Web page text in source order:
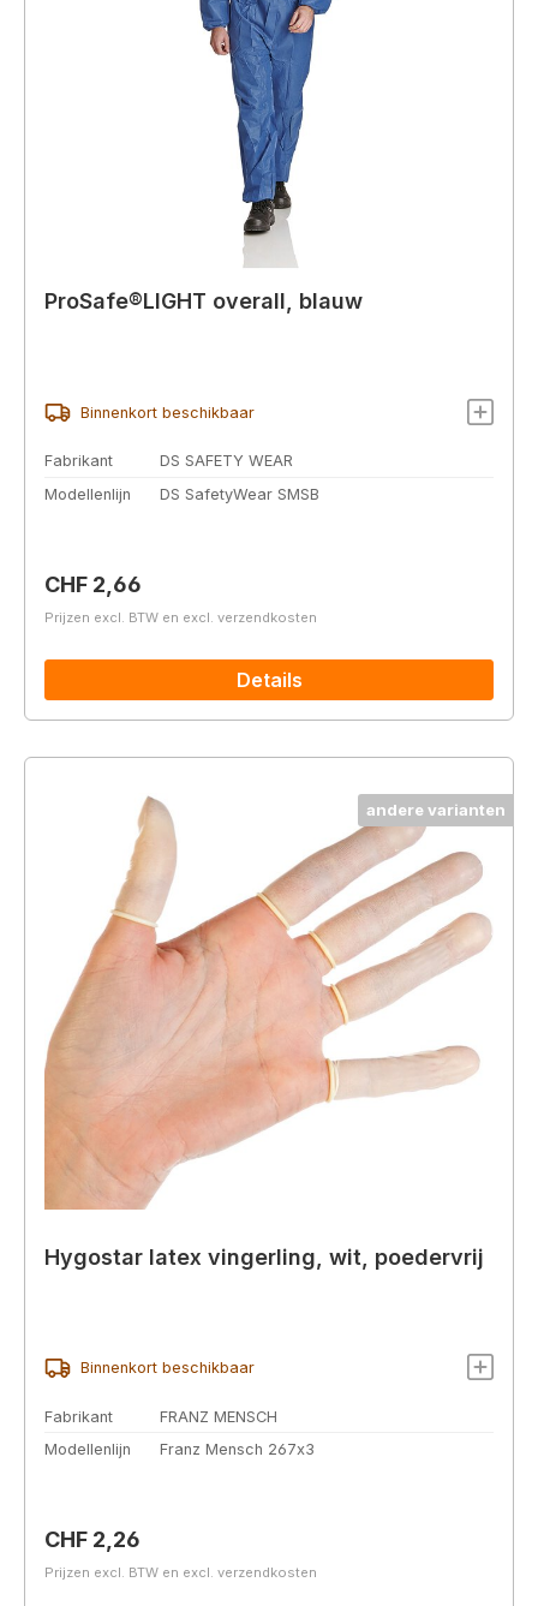
ProSafe®LIGHT overall, blauw
Binnenkort beschikbaar
Fabrikant
DS SAFETY WEAR
Modellenlijn
DS SafetyWear SMSB
Normale prijs:
CHF 2,66
Prijzen excl. BTW en excl. verzendkosten
Details
andere varianten
Hygostar latex vingerling, wit, poedervrij
Binnenkort beschikbaar
Fabrikant
FRANZ MENSCH
Modellenlijn
Franz Mensch 267x3
Normale prijs:
CHF 2,26
Prijzen excl. BTW en excl. verzendkosten